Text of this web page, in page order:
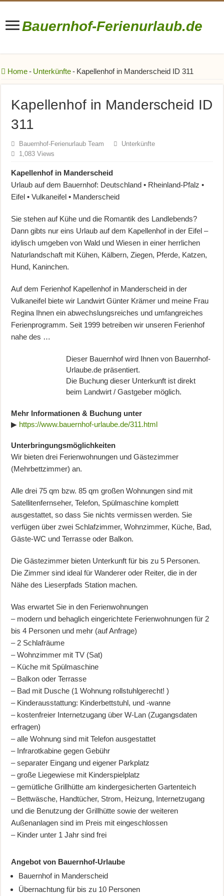
Bauernhof-Ferienurlaub.de
Home- Unterkünfte- Kapellenhof in Manderscheid ID 311
Kapellenhof in Manderscheid ID
311
Bauernhof-Ferienurlaub Team
Unterkünfte
1,083 Views
Kapellenhof in Manderscheid
Urlaub auf dem Bauernhof: Deutschland • Rheinland-Pfalz •
Eifel • Vulkaneifel • Manderscheid
Sie stehen auf Kühe und die Romantik des Landlebends?
Dann gibts nur eins Urlaub auf dem Kapellenhof in der Eifel –
idylisch umgeben von Wald und Wiesen in einer herrlichen
Naturlandschaft mit Kühen, Kälbern, Ziegen, Pferde, Katzen,
Hund, Kaninchen.
Auf dem Ferienhof Kapellenhof in Manderscheid in der
Vulkaneifel biete wir Landwirt Günter Krämer und meine Frau
Regina Ihnen ein abwechslungsreiches und umfangreiches
Ferienprogramm. Seit 1999 betreiben wir unseren Ferienhof
nahe des …
Dieser Bauernhof wird Ihnen von Bauernhof-
Urlaube.de präsentiert.
Die Buchung dieser Unterkunft ist direkt
beim Landwirt / Gastgeber möglich.
Mehr Informationen & Buchung unter
▶ https://www.bauernhof-urlaube.de/311.html
Unterbringungsmöglichkeiten
Wir bieten drei Ferienwohnungen und Gästezimmer
(Mehrbettzimmer) an.
Alle drei 75 qm bzw. 85 qm großen Wohnungen sind mit
Satellitenfernseher, Telefon, Spülmaschine komplett
ausgestattet, so dass Sie nichts vermissen werden. Sie
verfügen über zwei Schlafzimmer, Wohnzimmer, Küche, Bad,
Gäste-WC und Terrasse oder Balkon.
Die Gästezimmer bieten Unterkunft für bis zu 5 Personen.
Die Zimmer sind ideal für Wanderer oder Reiter, die in der
Nähe des Lieserpfads Station machen.
Was erwartet Sie in den Ferienwohnungen
– modern und behaglich eingerichtete Ferienwohnungen für 2
bis 4 Personen und mehr (auf Anfrage)
– 2 Schlafräume
– Wohnzimmer mit TV (Sat)
– Küche mit Spülmaschine
– Balkon oder Terrasse
– Bad mit Dusche (1 Wohnung rollstuhlgerecht! )
– Kinderausstattung: Kinderbettstuhl, und -wanne
– kostenfreier Internetzugang über W-Lan (Zugangsdaten
erfragen)
– alle Wohnung sind mit Telefon ausgestattet
– Infrarotkabine gegen Gebühr
– separater Eingang und eigener Parkplatz
– große Liegewiese mit Kinderspielplatz
– gemütliche Grillhütte am kindergesicherten Gartenteich
– Bettwäsche, Handtücher, Strom, Heizung, Internetzugang
und die Benutzung der Grillhütte sowie der weiteren
Außenanlagen sind im Preis mit eingeschlossen
– Kinder unter 1 Jahr sind frei
Angebot von Bauernhof-Urlaube
Bauernhof in Manderscheid
Übernachtung für bis zu 10 Personen